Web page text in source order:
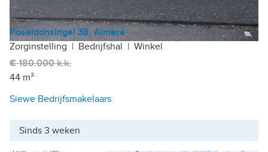
Poseidonsingel 38, Almere
Zorginstelling | Bedrijfshal | Winkel
€ 180.000 k.k.
44 m²
Siewe Bedrijfsmakelaars
Sinds 3 weken